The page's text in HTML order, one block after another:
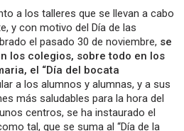
a los talleres que se llevan a cabo
y con motivo del Día de las
el pasado 30 de noviembre, se
los colegios, sobre todo en los
el “Día del bocata
a los alumnos y alumnas, y a sus
más saludables para la hora del
centros, se ha instaurado el
tal, que se suma al “Día de la